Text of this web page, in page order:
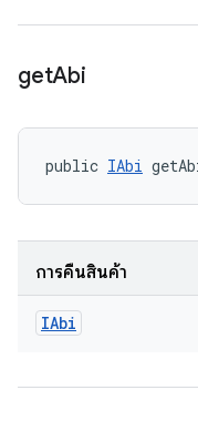
getAbi
public IAbi
การคืนสินค้า
IAbi